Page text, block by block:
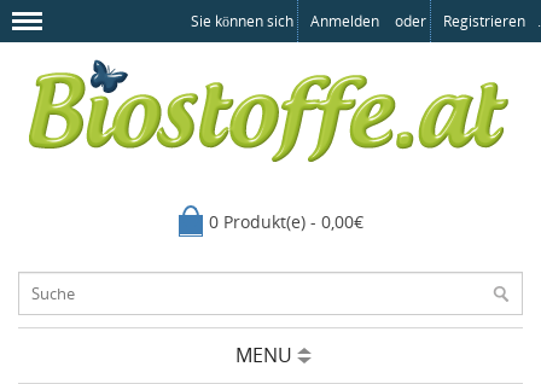
Sie können sich Anmelden oder Registrieren .
0 Produkt(e) - 0,00€
MENU